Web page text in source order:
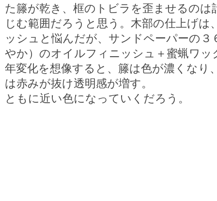
た籐が乾き、框のトビラを歪ませるの
じむ範囲だろうと思う。木部の仕上げは
ッシュと悩んだが、サンドペーパーの３
やか）のオイルフィニッシュ＋蜜蝋ワッ
年変化を想像すると、籐は色が濃くなり
は赤みが抜け透明感が増す。
ともに近い色になっていくだろう。